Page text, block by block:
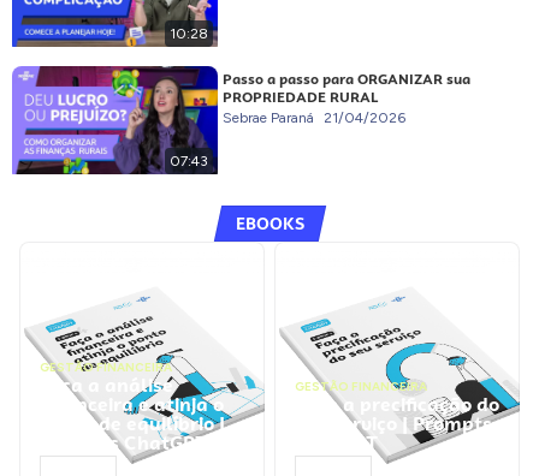
10:28
07:43
Passo a passo para ORGANIZAR sua
PROPRIEDADE RURAL
Sebrae Paraná 21/04/2026
EBOOKS
GESTÃO FINANCEIRA
Faça a análise
financeira e atinja o
ponto de equilíbrio |
Prompts ChatGPT
GESTÃO FINANCEIRA
Faça a precificação do
seu serviço | Prompts
ChatGPT